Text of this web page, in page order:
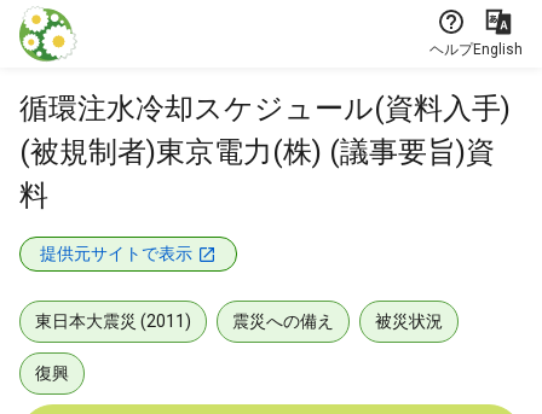
本文に飛ぶ
ヘルプEnglish
循環注水冷却スケジュール(資料入手)
(被規制者)東京電力(株) (議事要旨)資
料
提供元サイトで表示
東日本大震災 (2011) 震災への備え 被災状況
復興